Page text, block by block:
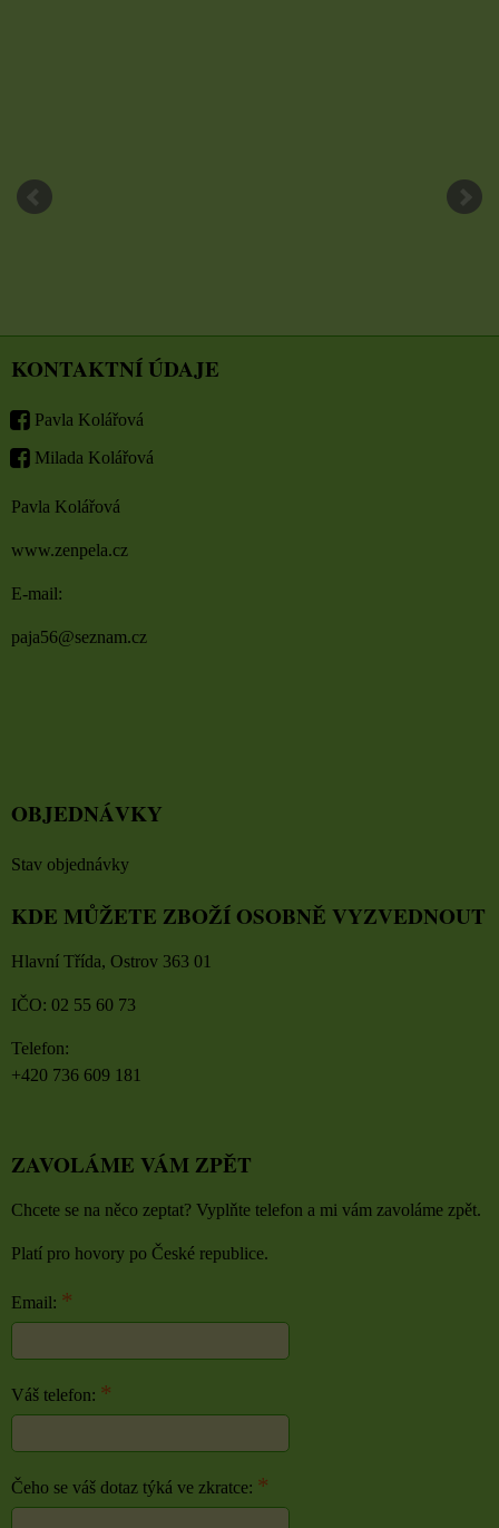
KONTAKTNÍ ÚDAJE
Pavla Kolářová
Milada Kolářová
Pavla Kolářová
www.zenpela.cz
E-mail:
paja56@seznam.cz
OBJEDNÁVKY
Stav objednávky
KDE MŮŽETE ZBOŽÍ OSOBNĚ VYZVEDNOUT
Hlavní Třída, Ostrov 363 01
IČO: 02 55 60 73
Telefon:
+420 736 609 181
ZAVOLÁME VÁM ZPĚT
Chcete se na něco zeptat? Vyplňte telefon a mi vám zavoláme zpět.
Platí pro hovory po České republice.
Email: *
Váš telefon: *
Čeho se váš dotaz týká ve zkratce: *